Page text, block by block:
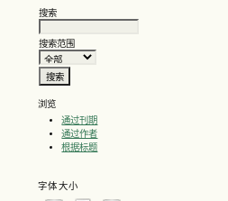
搜索
搜索范围
浏览
通过刊期
通过作者
根据标题
字体大小